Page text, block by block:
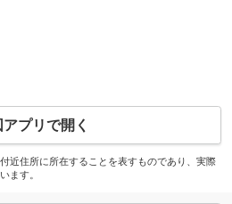
プリで開く
近住所に所在することを表すものであり、実際
ます。